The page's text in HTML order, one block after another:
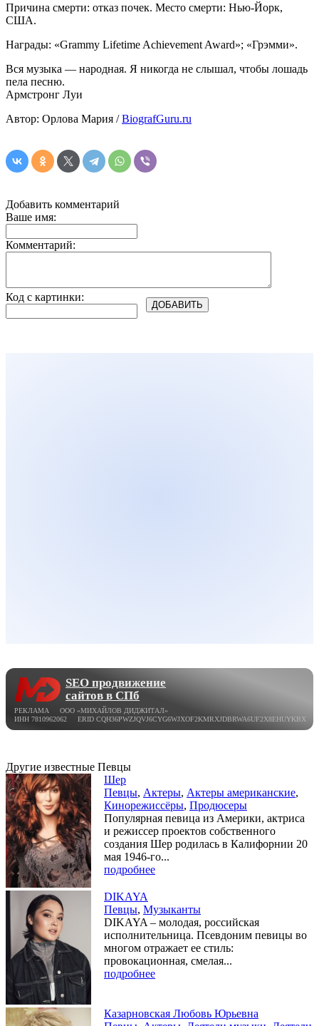
Причина смерти: отказ почек. Место смерти: Нью-Йорк,
США.
Награды: «Grammy Lifetime Achievement Award»; «Грэмми».
Вся музыка — народная. Я никогда не слышал, чтобы лошадь
пела песню.
Армстронг Луи
Автор: Орлова Мария /BiografGuru.ru
Добавить комментарий
Ваше имя:
Комментарий:
Код с картинки:
SEO продвижение
сайтов в СПб
РЕКЛАМА ООО «МИХАЙЛОВ ДИДЖИТАЛ»
ИНН 7810962062 ERID CQH36PWZJQVJ6CYG6WJXOF2KMRXJDBRWA6UF2X8EHUYKBX
Другие известные Певцы
Шер
Певцы, Актеры, Актеры американские,
Кинорежиссёры, Продюсеры
Популярная певица из Америки, актриса
и режиссер проектов собственного
создания Шер родилась в Калифорнии 20
мая 1946-го...
подробнее
DIKAYA
Певцы, Музыканты
DIKAYA – молодая, российская
исполнительница. Псевдоним певицы во
многом отражает ее стиль:
провокационная, смелая...
подробнее
Казарновская Любовь Юрьевна